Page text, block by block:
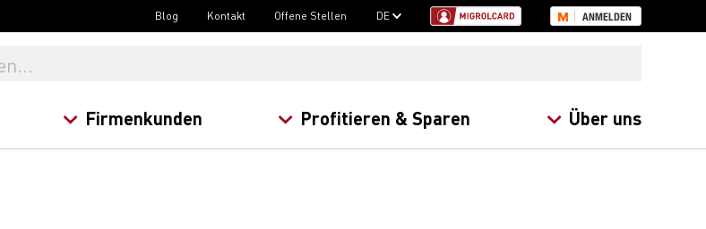
Blog Kontakt Offene Stellen DE ANMELDEN
Firmenkunden Profitieren & Sparen Über uns